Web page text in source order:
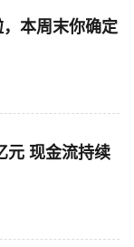
本周末你确定
元 现金流持续